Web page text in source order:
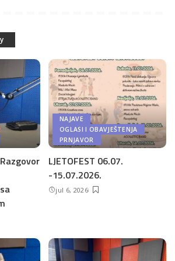
Razgovor
NAJAVE
OGLASI I OBAVJEŠTENJA
PRNJAVOR
LJETOFEST 06.07.
-15.07.2026.
jul 6, 2026